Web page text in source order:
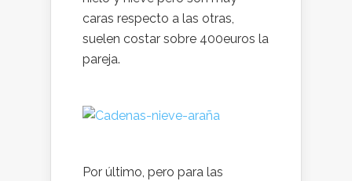
caras respecto a las otras,
suelen costar sobre 400euros la
pareja.
Por último, pero para las